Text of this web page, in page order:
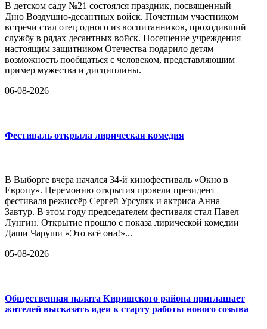
В детском саду №21 состоялся праздник, посвященный
Дню Воздушно-десантных войск. Почетным участником
встречи стал отец одного из воспитанников, проходивший
службу в рядах десантных войск. Посещение учреждения
настоящим защитником Отечества подарило детям
возможность пообщаться с человеком, представляющим
пример мужества и дисциплины.
06-08-2026
Фестиваль открыла лирическая комедия
В Выборге вчера начался 34-й кинофестиваль «Окно в
Европу». Церемонию открытия провели президент
фестиваля режиссёр Сергей Урсуляк и актриса Анна
Завтур. В этом году председателем фестиваля стал Павел
Лунгин. Открытие прошло с показа лирической комедии
Даши Чаруши «Это всё она!»...
05-08-2026
Общественная палата Киришского района приглашает
жителей высказать идеи к старту работы нового созыва